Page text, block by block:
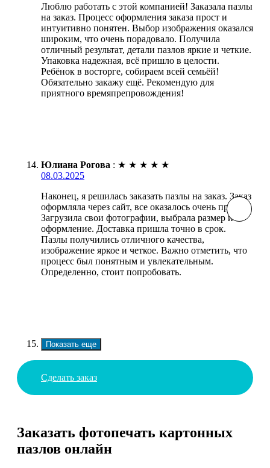
Люблю работать с этой компанией! Заказала пазлы
на заказ. Процесс оформления заказа прост и
интуитивно понятен. Выбор изображения оказался
широким, что очень порадовало. Получила
отличный результат, детали пазлов яркие и четкие.
Упаковка надежная, всё пришло в целости.
Ребёнок в восторге, собираем всей семьёй!
Обязательно закажу ещё. Рекомендую для
приятного времяпрепровождения!
Юлиана Рогова : ★ ★ ★ ★ ★
08.03.2025
Наконец, я решилась заказать пазлы на заказ. Заказ
оформляла через сайт, все оказалось очень просто.
Загрузила свои фотографии, выбрала размер и
оформление. Доставка пришла точно в срок.
Пазлы получились отличного качества,
изображение яркое и четкое. Важно отметить, что
процесс был понятным и увлекательным.
Определенно, стоит попробовать.
Показать еще
Сделать заказ
Заказать фотопечать картонных
пазлов онлайн